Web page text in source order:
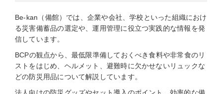
Be-kan（備館）では、企業や会社、学校といった組織におけ
る災害備蓄品の選定や、運用管理に役立つ実践的な情報を発
信しています。
BCPの観点から、最低限準備しておくべき食料や非常食のリ
ストをはじめ、ヘルメット、避難時に欠かせないリュックな
どの防災用品について解説しています。
法人向けの防災グッズやセット導入のポイント、効率的な備